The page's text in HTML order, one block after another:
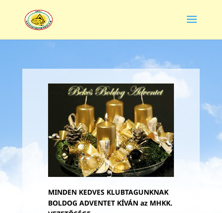
MINDEN KEDVES KLUBTAGUNKNAK
BOLDOG ADVENTET KÍVÁN az MHKK.